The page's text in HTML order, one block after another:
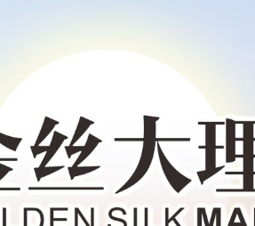
瓦度陶瓷自创立以来，全
创新、发展”的企业价值
创辉煌。
全系列产品
产品
石、
千个
加盟申请